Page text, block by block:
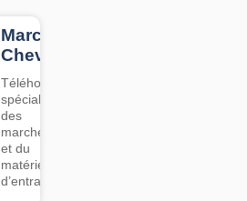
Marcheurs
Chevaux
Téléhorse,
spécialiste
des
marcheurs
et du
matériel
d’entrainement